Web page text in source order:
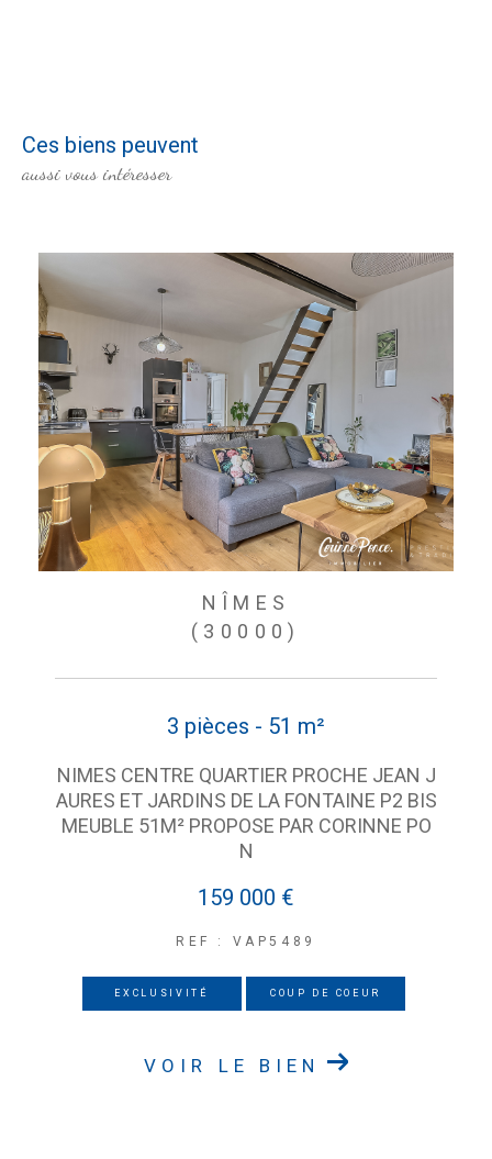
Ces biens peuvent
aussi vous intéresser
NÎMES
(30000)
3 pièces - 51 m²
NIMES CENTRE QUARTIER PROCHE JEAN J
AURES ET JARDINS DE LA FONTAINE P2 BIS
MEUBLE 51M² PROPOSE PAR CORINNE PO
N
159 000 €
REF : VAP5489
EXCLUSIVITÉ COUP DE COEUR
VOIR LE BIEN